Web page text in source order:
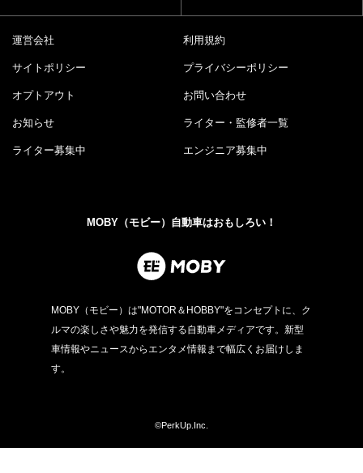
運営会社 利用規約
サイトポリシー プライバシーポリシー
オプトアウト お問い合わせ
お知らせ ライター・監修者一覧
ライター募集中 エンジニア募集中
MOBY（モビー）自動車はおもしろい！
MOBY（モビー）は"MOTOR＆HOBBY"をコンセプトに、ク
ルマの楽しさや魅力を発信する自動車メディアです。新型
車情報やニュースからエンタメ情報まで幅広くお届けしま
す。
©PerkUp.Inc.